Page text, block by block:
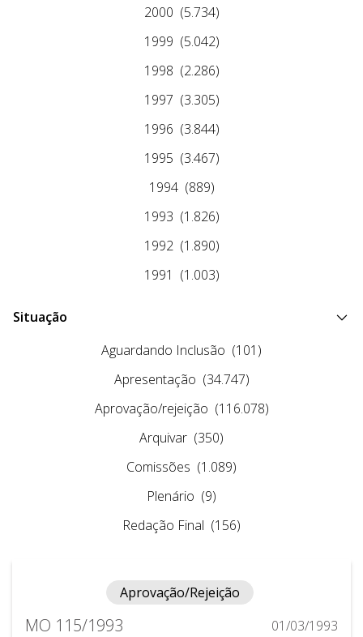
2000 (5.734)
1999 (5.042)
1998 (2.286)
1997 (3.305)
1996 (3.844)
1995 (3.467)
1994 (889)
1993 (1.826)
1992 (1.890)
1991 (1.003)
Situação
Aguardando Inclusão (101)
Apresentação (34.747)
Aprovação/rejeição (116.078)
Arquivar (350)
Comissões (1.089)
Plenário (9)
Redação Final (156)
Aprovação/Rejeição
MO 115/1993
01/03/1993